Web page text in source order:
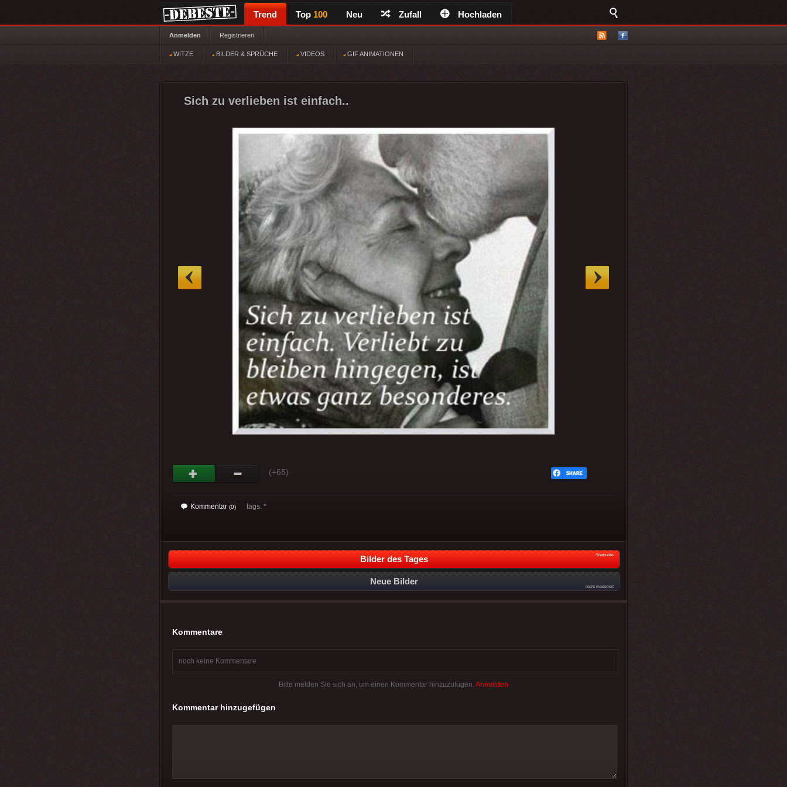
Trend Top 100 Neu Zufall Hochladen
Anmelden Registrieren
WITZE BILDER & SPRÜCHE VIDEOS GIF ANIMATIONEN
Sich zu verlieben ist einfach..
(+65)
Kommentar (0) tags: *
Bilder des Tages Startseite
Neue Bilder
nicht moderiert
Kommentare
noch keine Kommentare
Bitte melden Sie sich an, um einen Kommentar hinzuzufügen. Anmelden
Kommentar hinzugefügen